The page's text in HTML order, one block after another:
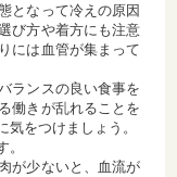
となって冷えの原因
び方や着方にも注意
には血管が集まって
ランスの良い食事を
働きが乱れることを
をつけましょう。
が少ないと、血流が